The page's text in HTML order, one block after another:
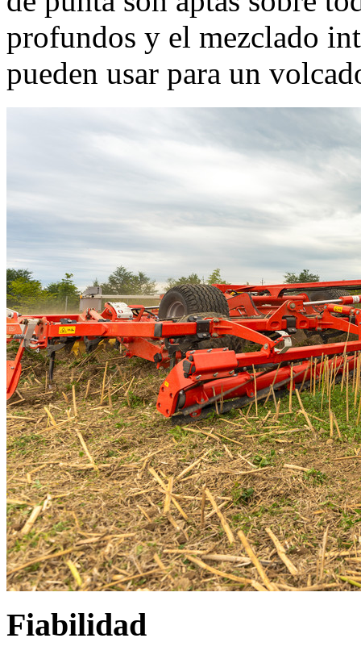
profundos y el mezclado
pueden usar para un
Fiabilidad